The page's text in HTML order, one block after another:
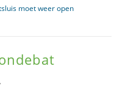
moet weer open